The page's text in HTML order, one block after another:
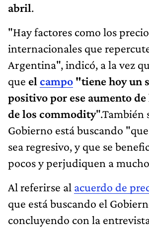
abril.
"Hay factores como los
internacionales que
Argentina", indicó, a la vez
que el campo "tiene hoy un
positivo por ese aumento de
de los commodity".También
Gobierno está buscando
sea regresivo, y que se
pocos y perjudiquen a
Al referirse al acuerdo de
que está buscando el
concluyendo con la